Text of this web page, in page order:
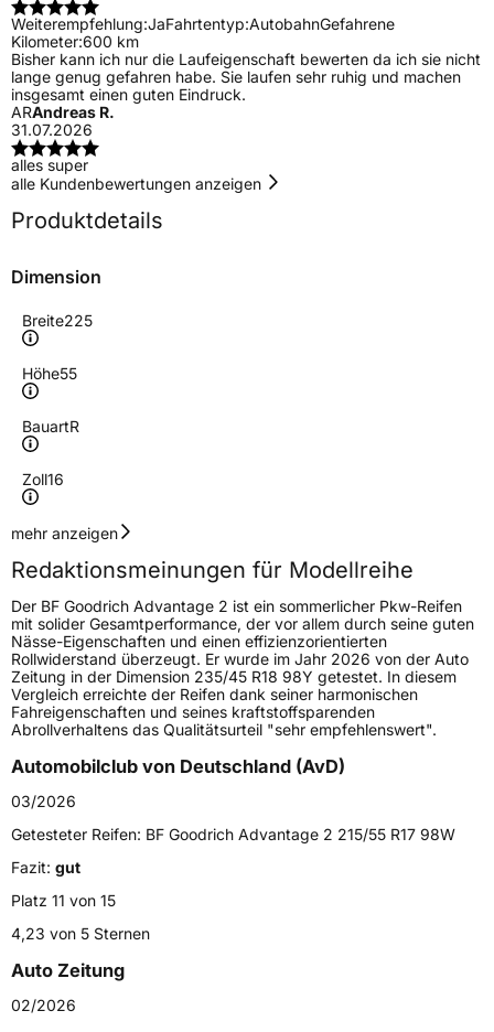
Weiterempfehlung:JaFahrtentyp:AutobahnGefahrene
Kilometer:600 km
Bisher kann ich nur die Laufeigenschaft bewerten da ich sie nicht
lange genug gefahren habe. Sie laufen sehr ruhig und machen
insgesamt einen guten Eindruck.
ARAndreas R.
31.07.2026
alles super
alle Kundenbewertungen anzeigen
Produktdetails
Dimension
Breite225
Höhe55
BauartR
Zoll16
Geschwindigkeitsindex
Höchstgeschwindigkeit
240 km/h
Lastindex95
Höchstlast690 kg
Gewicht (in kg)10,74 kg
Fahrzeugtyp
VerwendungSommerreifen
Modellname
FahrzeugartPKW & SUV
Weitere Eigenschaften
Schlauchtyp
mehr anzeigen
Redaktionsmeinungen für Modellreihe
Der BF Goodrich Advantage 2 ist ein sommerlicher Pkw-Reifen
mit solider Gesamtperformance, der vor allem durch seine guten
Nässe-Eigenschaften und einen effizienzorientierten
Rollwiderstand überzeugt. Er wurde im Jahr 2026 von der Auto
Zeitung in der Dimension 235/45 R18 98Y getestet. In diesem
Vergleich erreichte der Reifen dank seiner harmonischen
Fahreigenschaften und seines kraftstoffsparenden
Abrollverhaltens das Qualitätsurteil "sehr empfehlenswert".
Automobilclub von Deutschland (AvD)
03/2026
Getesteter Reifen: BF Goodrich Advantage 2 215/55 R17 98W
Fazit: gut
Platz 11 von 15
4,23 von 5 Sternen
Auto Zeitung
02/2026